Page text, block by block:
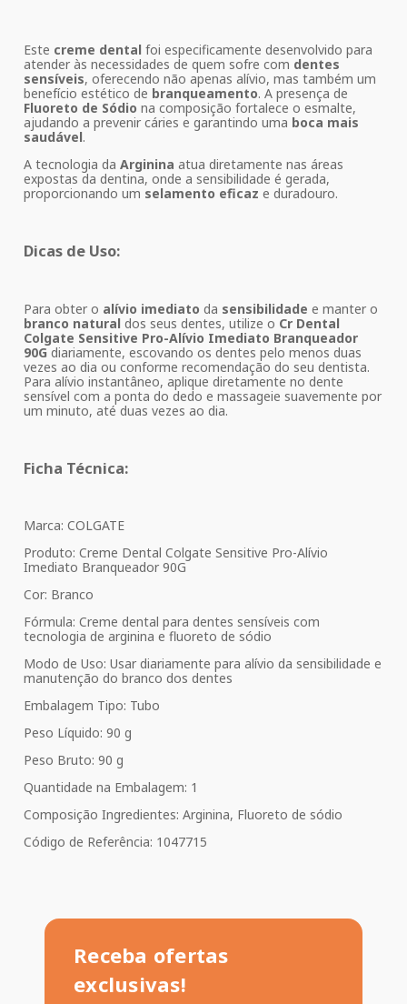
Este creme dental foi especificamente desenvolvido para
atender às necessidades de quem sofre com dentes
sensíveis, oferecendo não apenas alívio, mas também um
benefício estético de branqueamento. A presença de
Fluoreto de Sódio na composição fortalece o esmalte,
ajudando a prevenir cáries e garantindo uma boca mais
saudável.
A tecnologia da Arginina atua diretamente nas áreas
expostas da dentina, onde a sensibilidade é gerada,
proporcionando um selamento eficaz e duradouro.
Dicas de Uso:
Para obter o alívio imediato da sensibilidade e manter o
branco natural dos seus dentes, utilize o Cr Dental
Colgate Sensitive Pro-Alívio Imediato Branqueador
90G diariamente, escovando os dentes pelo menos duas
vezes ao dia ou conforme recomendação do seu dentista.
Para alívio instantâneo, aplique diretamente no dente
sensível com a ponta do dedo e massageie suavemente por
um minuto, até duas vezes ao dia.
Ficha Técnica:
Marca: COLGATE
Produto: Creme Dental Colgate Sensitive Pro-Alívio
Imediato Branqueador 90G
Cor: Branco
Fórmula: Creme dental para dentes sensíveis com
tecnologia de arginina e fluoreto de sódio
Modo de Uso: Usar diariamente para alívio da sensibilidade e
manutenção do branco dos dentes
Embalagem Tipo: Tubo
Peso Líquido: 90 g
Peso Bruto: 90 g
Quantidade na Embalagem: 1
Composição Ingredientes: Arginina, Fluoreto de sódio
Código de Referência: 1047715
Receba ofertas
exclusivas!